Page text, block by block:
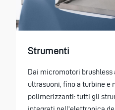
Strumenti
Dai micromotori brushless
ultrasuoni, fino a turbine e
polimerizzanti: tutti gli